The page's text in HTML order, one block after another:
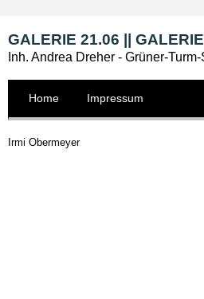
GALERIE 21.06 ||
Inh. Andrea Dreher - Grüner-
Home Impressum
Irmi Obermeyer